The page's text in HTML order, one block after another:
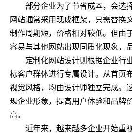
部分企业为了节省成本，会选
网站通常采用现成框架，只需替换
制作周期短，价格相对较低。但由
容易与其他网站出现同质化现象，
定制化网站设计则根据企业行
标客户群体进行专属设计。从首页
视觉风格，均由设计师独立完成。
现企业形象，提高用户体验和品牌
高。
近年来，越来越多企业开始重